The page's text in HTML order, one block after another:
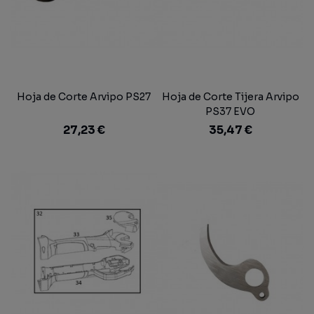
Hoja de Corte Arvipo PS27
27,23 €
Hoja de Corte Tijera Arvipo
PS37 EVO
35,47 €